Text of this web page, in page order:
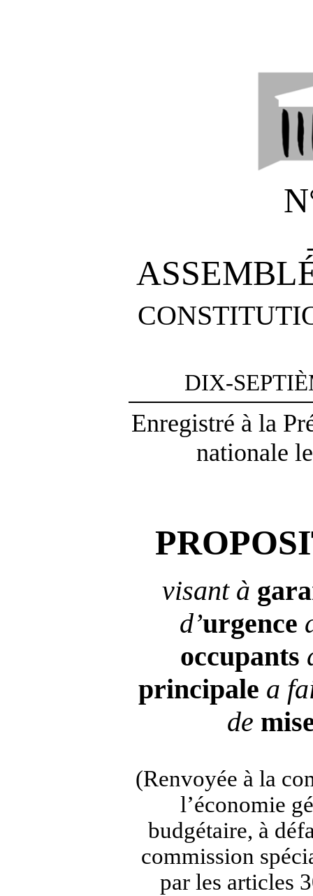
DIX-
Enregistré à la
nationale
visant à
d’urgence
occupants
principale a
de
(Renvoyée à la
l’économie
budgétaire, à
commission
par les articles